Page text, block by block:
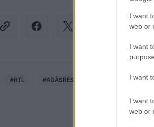
I want
web or
I want
I want
I want
web or
#RTL #ADÁSRÉSZLETEK VIDEÓ